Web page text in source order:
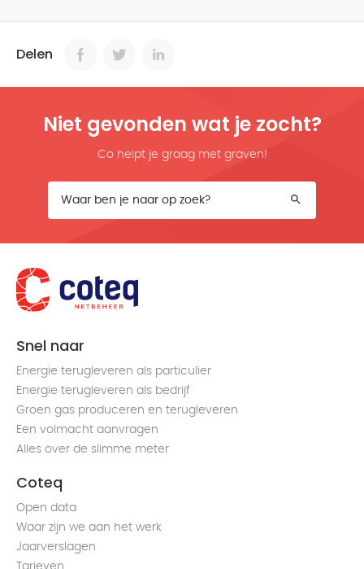
Delen
Niet gevonden wat je zocht?
Co helpt je graag met graven!
Snel naar
Energie terugleveren als particulier
Energie terugleveren als bedrijf
Groen gas produceren en terugleveren
Een volmacht aanvragen
Alles over de slimme meter
Coteq
Open data
Waar zijn we aan het werk
Jaarverslagen